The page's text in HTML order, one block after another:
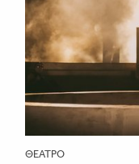
ΘΈΑΤΡΟ